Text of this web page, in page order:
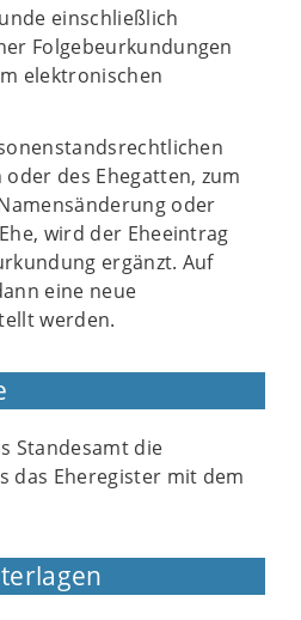
einschließlich
Folgebeurkundungen
elektronischen
des Ehegatten, zum
oder
wird der Eheeintrag
ergänzt. Auf
eine neue
werden.
Standesamt die
das Eheregister mit dem